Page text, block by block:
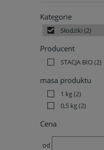
Kategorie
Słodziki (2)
Producent
STACJA BIO(2)
masa produktu
1 kg(2)
0,5 kg(2)
Cena
od